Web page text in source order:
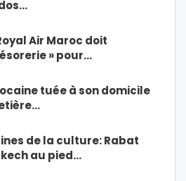
Air Maroc doit
» pour…
tuée à son domicile
de la culture: Rabat
au pied…